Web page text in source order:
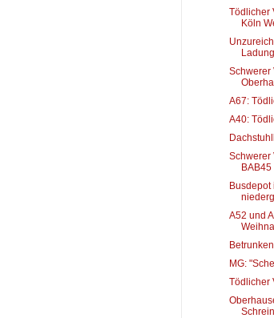
Tödlicher
Köln
Schwerer
A67:
A40:
Schwerer
BAB45
Busdepot
A52 und
MG:
Tödlicher